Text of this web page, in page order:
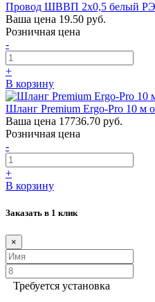
Провод ШВВП 2х0,5 белый
Ваша цена 19.50 руб.
Розничная цена
-
+
В корзину
Шланг Premium Ergo-Pro 10 м
Ваша цена 17736.70 руб.
Розничная цена
-
+
В корзину
Заказать в 1 клик
×
Требуется установка